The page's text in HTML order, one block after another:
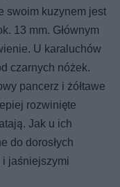
swoim kuzynem jest
13 mm. Głównym
U karaluchów
czarnych nóżek.
pancerz i żółtawe
rozwinięte
Jak u ich
do dorosłych
i jaśniejszymi